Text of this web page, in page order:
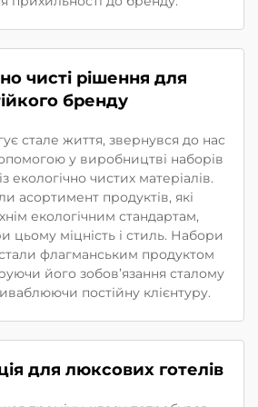
чисті рішення для
бренду
стале життя, звернувся до нас
у виробництві наборів
екологічно чистих матеріалів.
асортимент продуктів, які
екологічним стандартам,
цьому міцність і стиль. Набори
флагманським продуктом
його зобов’язання сталому
постійну клієнтуру.
для люксових готелів